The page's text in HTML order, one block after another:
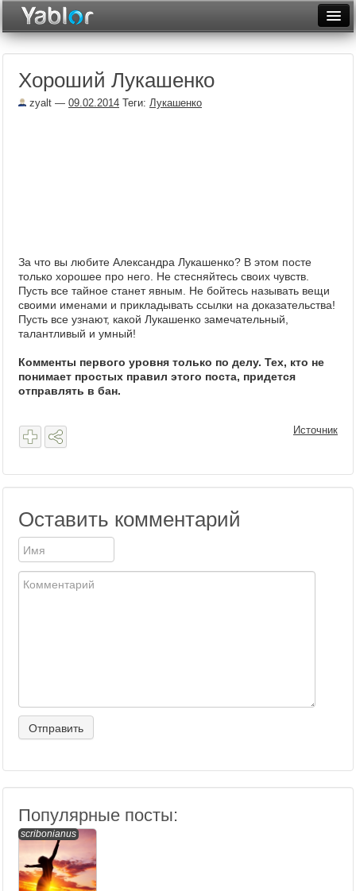
Неделя
Месяц
Хороший Лукашенко
zyalt — 09.02.2014 Теги: Лукашенко
За что вы любите Александра Лукашенко? В этом посте
только хорошее про него. Не стесняйтесь своих чувств.
Пусть все тайное станет явным. Не бойтесь называть вещи
своими именами и прикладывать ссылки на доказательства!
Пусть все узнают, какой Лукашенко замечательный,
талантливый и умный!
Комменты первого уровня только по делу. Тех, кто не
понимает простых правил этого поста, придется
отправлять в бан.
Источник
Оставить комментарий
Популярные посты:
scribonianus